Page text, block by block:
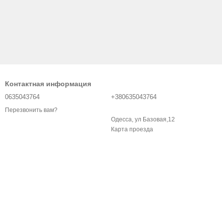
Контактная информация
0635043764
Перезвонить вам?
+380635043764
Одесса, ул Базовая,12
Карта проезда